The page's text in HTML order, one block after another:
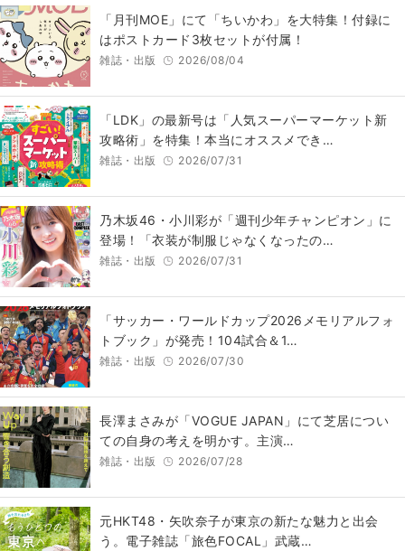
「月刊MOE」にて「ちいかわ」を大特集！付録に
はポストカード3枚セットが付属！
雑誌・出版 2026/08/04
「LDK」の最新号は「人気スーパーマーケット新
攻略術」を特集！本当にオススメでき…
雑誌・出版 2026/07/31
乃木坂46・小川彩が「週刊少年チャンピオン」に
登場！「衣装が制服じゃなくなったの…
雑誌・出版 2026/07/31
「サッカー・ワールドカップ2026メモリアルフォ
トブック」が発売！104試合＆1…
雑誌・出版 2026/07/30
長澤まさみが「VOGUE JAPAN」にて芝居につい
ての自身の考えを明かす。主演…
雑誌・出版 2026/07/28
元HKT48・矢吹奈子が東京の新たな魅力と出会
う。電子雑誌「旅色FOCAL」武蔵…